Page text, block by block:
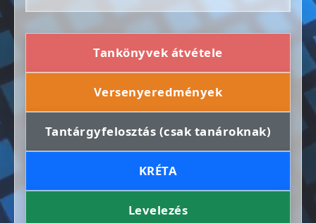
Tankönyvek átvétele
Versenyeredmények
Tantárgyfelosztás (csak tanároknak)
KRÉTA
Levelezés